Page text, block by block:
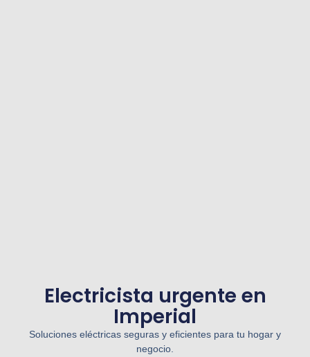
Electricista urgente en
Imperial
Soluciones eléctricas seguras y eficientes para tu hogar y
negocio.​